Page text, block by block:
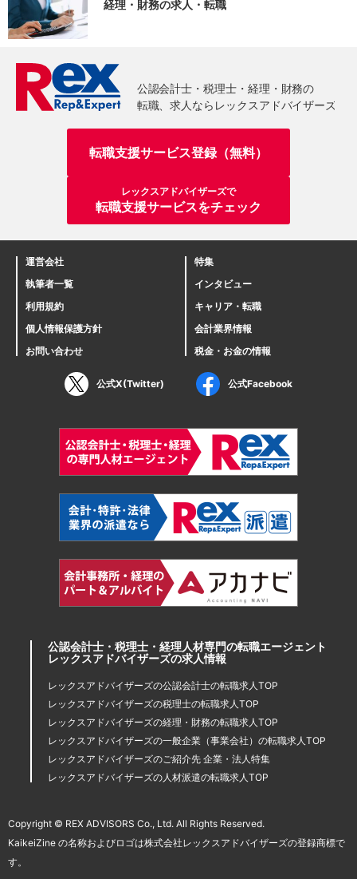
経理・財務の求人・転職
転職支援サービス登録（無料）
レックスアドバイザーズで
転職支援サービスをチェック
運営会社
執筆者一覧
利用規約
個人情報保護方針
お問い合わせ
特集
インタビュー
キャリア・転職
会計業界情報
税金・お金の情報
公式X(Twitter) 公式Facebook
公認会計士・税理士・経理人材専門の転職エージェント
レックスアドバイザーズの求人情報
レックスアドバイザーズの公認会計士の転職求人TOP
レックスアドバイザーズの税理士の転職求人TOP
レックスアドバイザーズの経理・財務の転職求人TOP
レックスアドバイザーズの一般企業（事業会社）の転職求人TOP
レックスアドバイザーズのご紹介先 企業・法人特集
レックスアドバイザーズの人材派遣の転職求人TOP
Copyright © REX ADVISORS Co., Ltd. All Rights Reserved.
KaikeiZine の名称およびロゴは株式会社レックスアドバイザーズの登録商標で
す。